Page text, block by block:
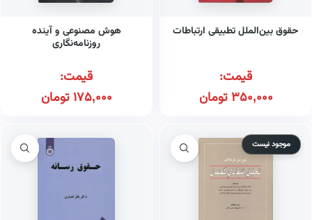
حقوق بین‌الملل تطبیقی ارتباطات
قیمت:
350,000تومان
هوش مصنوعی و آینده
روزنامه‌نگاری
قیمت:
175,000تومان
موجود نیست